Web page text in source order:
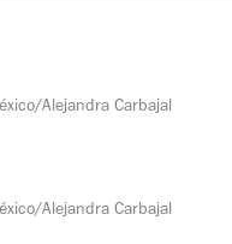
Alejandra Carbajal
Alejandra Carbajal